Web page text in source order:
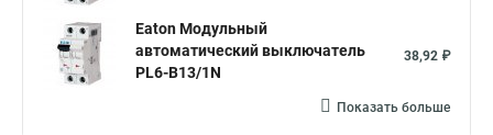
Eaton Модульный
автоматический выключатель
PL6-B13/1N
38,92 ₽
Показать больше